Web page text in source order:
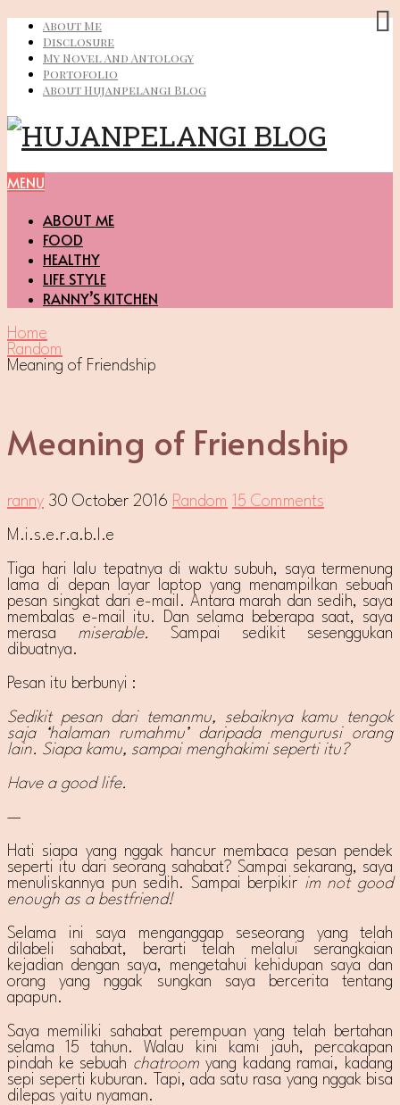
About Me
Disclosure
My Novel And Antology
Portofolio
About Hujanpelangi Blog
MENU
ABOUT ME
FOOD
HEALTHY
LIFE STYLE
RANNY’S KITCHEN
Home
Random
Meaning of Friendship
Meaning of Friendship
ranny 30 October 2016 Random 15 Comments
M.i.s.e.r.a.b.l.e
Tiga hari lalu tepatnya di waktu subuh, saya termenung
lama di depan layar laptop yang menampilkan sebuah
pesan singkat dari e-mail. Antara marah dan sedih, saya
membalas e-mail itu. Dan selama beberapa saat, saya
merasa miserable. Sampai sedikit sesenggukan
dibuatnya.
Pesan itu berbunyi :
Sedikit pesan dari temanmu, sebaiknya kamu tengok
saja ‘halaman rumahmu’ daripada mengurusi orang
lain. Siapa kamu, sampai menghakimi seperti itu?
Have a good life.
—
Hati siapa yang nggak hancur membaca pesan pendek
seperti itu dari seorang sahabat? Sampai sekarang, saya
menuliskannya pun sedih. Sampai berpikir im not good
enough as a bestfriend!
Selama ini saya menganggap seseorang yang telah
dilabeli sahabat, berarti telah melalui serangkaian
kejadian dengan saya, mengetahui kehidupan saya dan
orang yang nggak sungkan saya bercerita tentang
apapun.
Saya memiliki sahabat perempuan yang telah bertahan
selama 15 tahun. Walau kini kami jauh, percakapan
pindah ke sebuah chatroom yang kadang ramai, kadang
sepi seperti kuburan. Tapi, ada satu rasa yang nggak bisa
dilepas yaitu nyaman.